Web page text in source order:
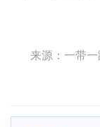
来源：一带一